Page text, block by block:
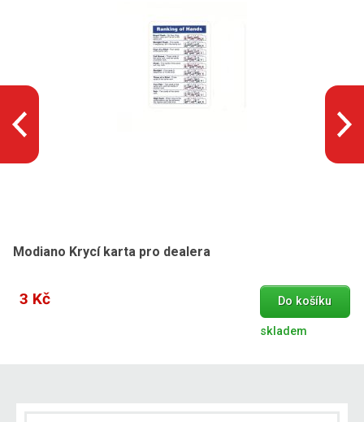
Modiano Krycí karta pro dealera
3 Kč Do košíku
skladem